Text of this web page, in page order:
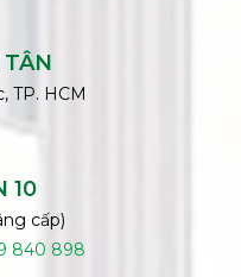
TÂN
TP. HCM
10
cấp)
840 898